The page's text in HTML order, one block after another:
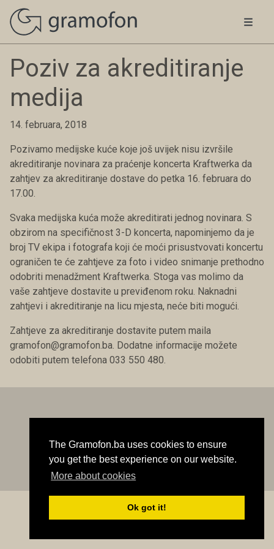
The Gramofon.ba uses cookies to ensure
you get the best experience on our website.
More about cookies
Ok got it!
Poziv za akreditiranje
medija
14. februara, 2018
Pozivamo medijske kuće koje još uvijek nisu izvršile
akreditiranje novinara za praćenje koncerta Kraftwerka da
zahtjev za akreditiranje dostave do petka 16. februara do
17.00.
Svaka medijska kuća može akreditirati jednog novinara. S
obzirom na specifičnost 3-D koncerta, napominjemo da je
broj TV ekipa i fotografa koji će moći prisustvovati koncertu
ograničen te će zahtjeve za foto i video snimanje prethodno
odobriti menadžment Kraftwerka. Stoga vas molimo da
vaše zahtjeve dostavite u previđenom roku. Naknadni
zahtjevi i akreditiranje na licu mjesta, neće biti mogući.
Zahtjeve za akreditiranje dostavite putem maila
gramofon@gramofon.ba . Dodatne informacije možete
odobiti putem telefona 033 550 480.
Developed by Bezbeli::::